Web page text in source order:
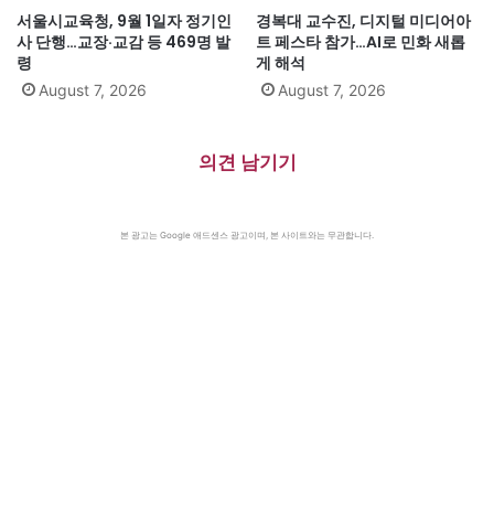
서울시교육청, 9월 1일자 정기인
사 단행…교장·교감 등 469명 발
령
August 7, 2026
경복대 교수진, 디지털 미디어아
트 페스타 참가…AI로 민화 새롭
게 해석
August 7, 2026
의견 남기기
본 광고는 Google 애드센스 광고이며, 본 사이트와는 무관합니다.